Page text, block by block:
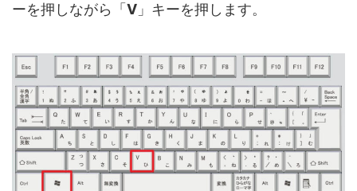
ーを押しながら「 V 」キーを押します。